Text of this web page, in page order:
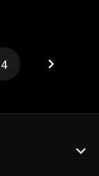
e attento,
un sostituto.
Neil scopre che
perso: un
4